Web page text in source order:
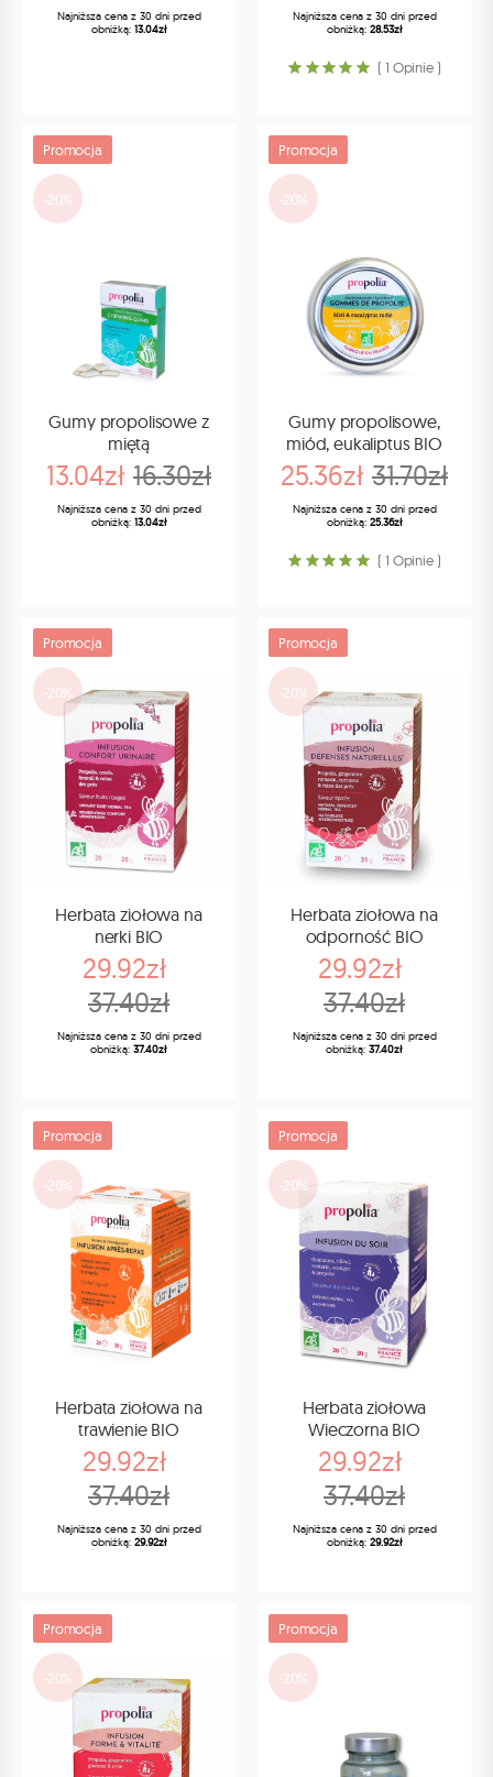
Najniższa cena z 30 dni przed
obniżką: 13.04zł
Najniższa cena z 30 dni przed
obniżką: 28.53zł
( 1 Opinie )
Promocja
-20%
Gumy propolisowe z
miętą
13.04zł 16.30zł
Najniższa cena z 30 dni przed
obniżką: 13.04zł
Promocja
-20%
Gumy propolisowe,
miód, eukaliptus BIO
25.36zł 31.70zł
Najniższa cena z 30 dni przed
obniżką: 25.36zł
( 1 Opinie )
Promocja
-20%
Herbata ziołowa na
nerki BIO
29.92zł
37.40zł
Najniższa cena z 30 dni przed
obniżką: 37.40zł
Promocja
-20%
Herbata ziołowa na
odporność BIO
29.92zł
37.40zł
Najniższa cena z 30 dni przed
obniżką: 37.40zł
Promocja
-20%
Herbata ziołowa na
trawienie BIO
29.92zł
37.40zł
Najniższa cena z 30 dni przed
obniżką: 29.92zł
Promocja
-20%
Herbata ziołowa
Wieczorna BIO
29.92zł
37.40zł
Najniższa cena z 30 dni przed
obniżką: 29.92zł
Promocja
-20%
Promocja
-20%